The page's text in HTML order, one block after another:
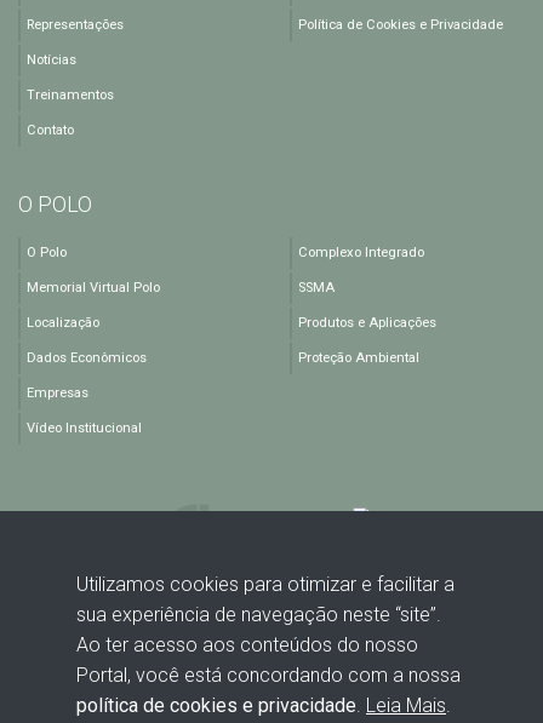
Utilizamos cookies para otimizar e facilitar a
sua experiência de navegação neste “site”.
Ao ter acesso aos conteúdos do nosso
Portal, você está concordando com a nossa
política de cookies e privacidade. Leia Mais.
Representações Política de Cookies e Privacidade
Notícias
Treinamentos
Contato
O POLO
O Polo
Memorial Virtual Polo
Localização
Dados Econômicos
Complexo Integrado
SSMA
Produtos e Aplicações
Proteção Ambiental
Empresas
Vídeo Institucional
Rodovia BA 512, KM 1,5 - Polo Industrial de Camaçari - Camaçari -
BA - CEP: 42816-440